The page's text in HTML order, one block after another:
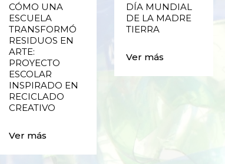
CÓMO UNA
ESCUELA
TRANSFORMÓ
RESIDUOS EN
ARTE:
PROYECTO
ESCOLAR
INSPIRADO EN
RECICLADO
CREATIVO
Ver más
DÍA MUNDIAL
DE LA MADRE
TIERRA
Ver más